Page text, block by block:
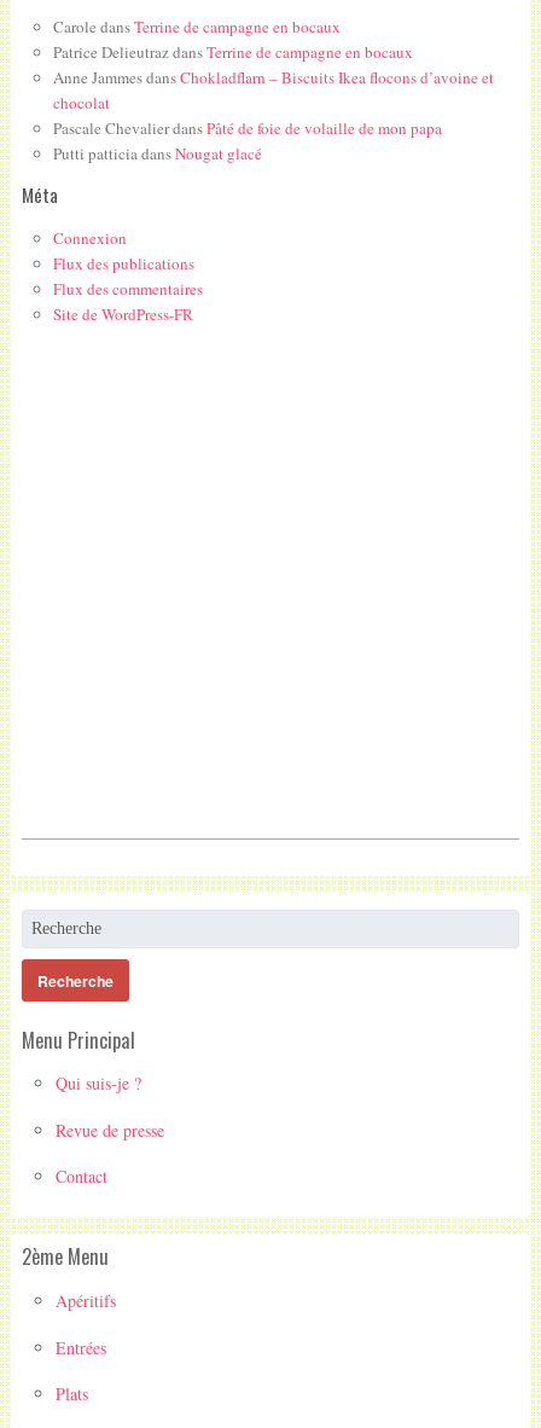
Carole dansTerrine de campagne en bocaux
Patrice DelieutrazdansTerrine de campagne en bocaux
Anne JammesdansChokladflarn – Biscuits Ikea flocons d’avoine et
chocolat
Pascale ChevalierdansPâté de foie de volaille de mon papa
Putti patticiadansNougat glacé
Méta
Connexion
Flux des publications
Flux des commentaires
Site de WordPress-FR
Menu Principal
Qui suis-je ?
Revue de presse
Contact
2ème Menu
Apéritifs
Entrées
Plats